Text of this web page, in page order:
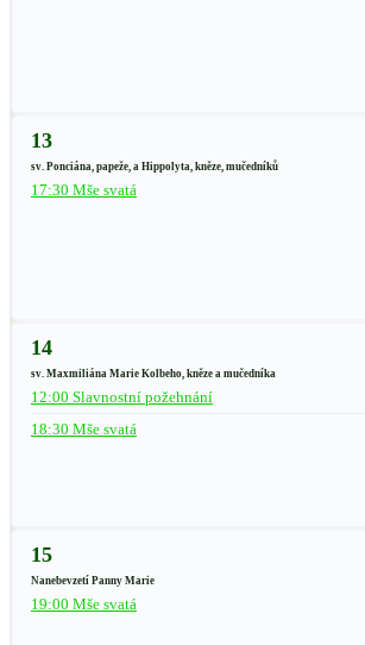
13
sv. Ponciána, papeže, a Hippolyta, kněze, mučedníků
17:30 Mše svatá
14
sv. Maxmiliána Marie Kolbeho, kněze a mučedníka
12:00 Slavnostní požehnání
18:30 Mše svatá
15
Nanebevzetí Panny Marie
19:00 Mše svatá